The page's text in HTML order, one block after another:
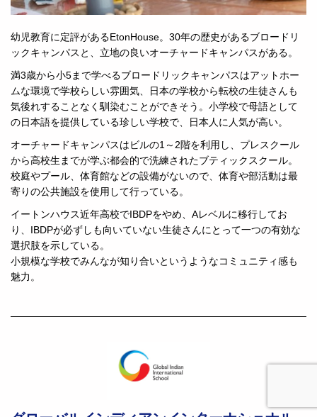
幼児教育に定評があるEtonHouse。30年の歴史があるブロードリ
ックキャンパスと、立地の良いオーチャードキャンパスがある。
満3歳から小5まで学べるブロードリックキャンパスはアットホー
ムな環境で学校らしい雰囲気、日本の学校から転校の生徒さんも
気後れすることなく馴染むことができそう。小学校で母語として
の日本語を提供している珍しい学校で、日本人に人気が高い。
オーチャードキャンパスはビルの1～2階を利用し、プレスクール
から高校生までが学ぶ都会的で洗練されたブティックスクール。
校庭やプール、体育館などの設備がないので、体育や部活動は最
寄りの公共施設を使用して行っている。
イートンハウス近年高校でIBDPをやめ、Aレベルに移行してお
り、IBDPが必ずしも向いていない生徒さんにとって一つの有効な
選択肢を示している。
小規模な学校でみんなが知り合いというようなコミュニティ感も
魅力。